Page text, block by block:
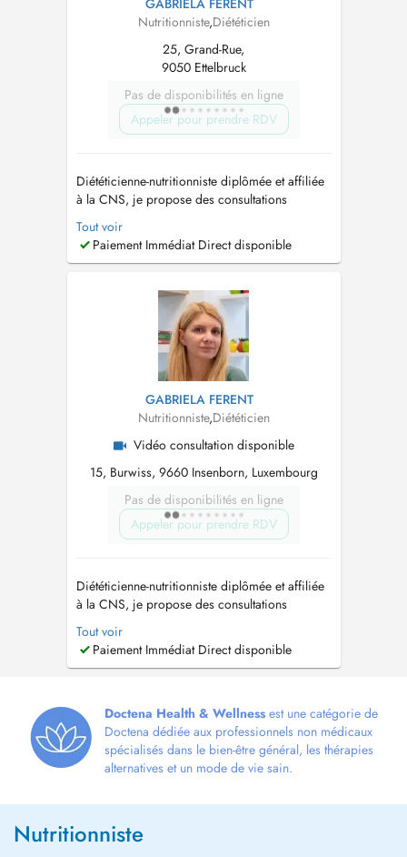
GABRIELA FERENT
Nutritionniste,Diététicien
25, Grand-Rue,
9050 Ettelbruck
Pas de disponibilités en ligne
Appeler pour prendre RDV
Diététicienne-nutritionniste diplômée et affiliée
à la CNS, je propose des consultations
nutritionnelles personnalisées à Luxembourg-
Ville, Ettelbruck et Insenborn, ainsi qu'en
téléconsultation pour le suivi. Forte de plus de
tout âges, adolescents, adult...
Tout voir
Paiement Immédiat Direct disponible
GABRIELA FERENT
Nutritionniste,Diététicien
Vidéo consultation disponible
15, Burwiss, 9660 Insenborn, Luxembourg
Pas de disponibilités en ligne
Appeler pour prendre RDV
Diététicienne-nutritionniste diplômée et affiliée
à la CNS, je propose des consultations
nutritionnelles personnalisées à Luxembourg-
Ville, Ettelbruck et Insenborn, ainsi qu'en
téléconsultation pour le suivi. Forte de plus de
Tout voir
Paiement Immédiat Direct disponible
Doctena Health & Wellness est une catégorie de
Doctena dédiée aux professionnels non médicaux
spécialisés dans le bien-être général, les thérapies
alternatives et un mode de vie sain.
Nutritionniste